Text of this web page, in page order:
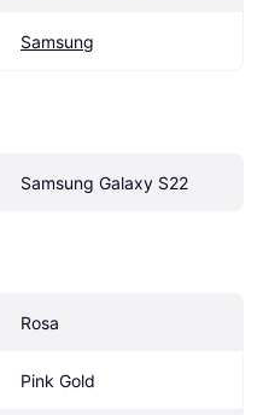
Samsung
Samsung Galaxy S22
Rosa
Pink Gold